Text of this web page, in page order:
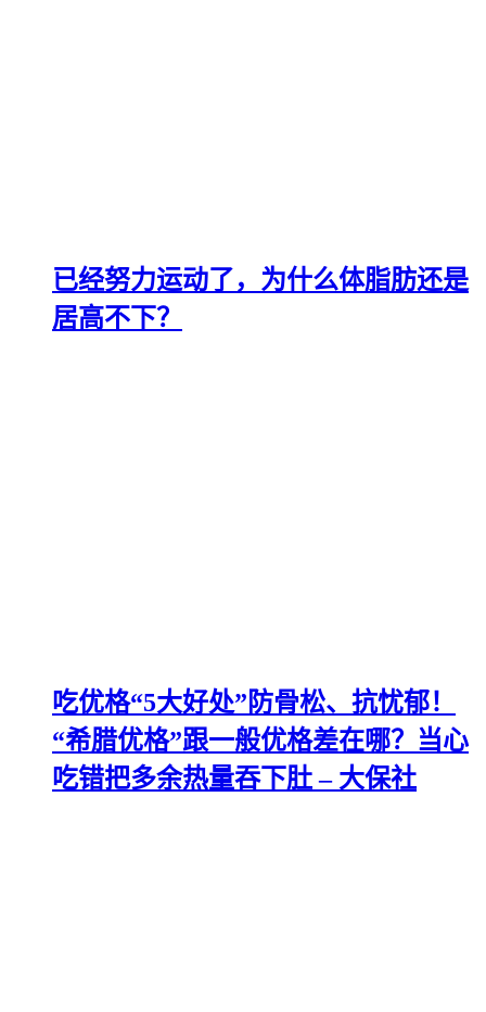
已经努力运动了，为什么体脂肪还是
居高不下？
吃优格“5大好处”防骨松、抗忧郁！
“希腊优格”跟一般优格差在哪？当心
吃错把多余热量吞下肚 – 大保社